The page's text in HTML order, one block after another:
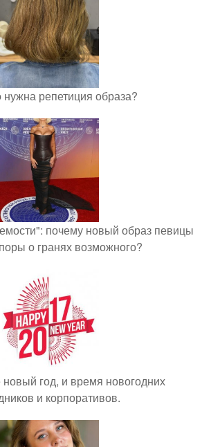
нужна репетиция образа?
почему новый образ певицы
о гранях возможного?
год, и время новогодних
и корпоративов.